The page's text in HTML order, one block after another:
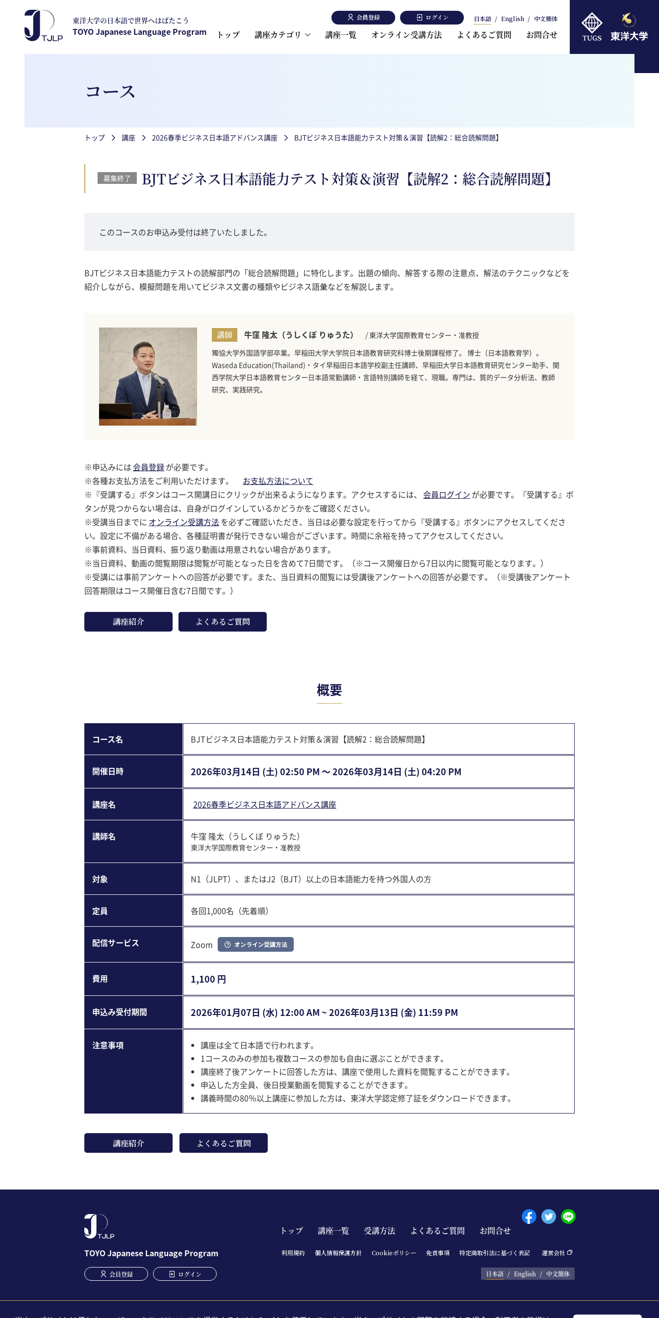
東洋大学の日本語で世界へはばたこう
TOYO Japanese Language Program トップ
講座カテゴリ
講座一覧 オンライン受講方法 よくあるご質問 お問合せ
会員登録 ログイン 日本語 English 中文簡体
コース
パンくず
トップ 講座 2026春季ビジネス日本語アドバンス講座 BJTビジネス日本語能力テスト対策＆演習【読解2：総合読解問題】
募集終了 BJTビジネス日本語能力テスト対策＆演習【読解2：総合読解問題】
このコースのお申込み受付は終了いたしました。
BJTビジネス日本語能力テストの読解部門の「総合読解問題」に特化します。出題の傾向、解答する際の注意点、解法のテクニックなどを
紹介しながら、模擬問題を用いてビジネス文書の種類やビジネス語彙などを解説します。
講師 牛窪 隆太（うしくぼ りゅうた）
/ 東洋大学国際教育センター・准教授
獨協大学外国語学部卒業。早稲田大学大学院日本語教育研究科博士後期課程修了。 博士（日本語教育学）。
Waseda Education(Thailand)・タイ早稲田日本語学校副主任講師、早稲田大学日本語教育研究センター助手、関
西学院大学日本語教育センター日本語常勤講師・言語特別講師を経て、現職。専門は、質的データ分析法、教師
研究、実践研究。
※申込みには会員登録が必要です。
※各種お支払方法をご利用いただけます。
お支払方法について
※『受講する』ボタンはコース開講日にクリックが出来るようになります。アクセスするには、 会員ログイン が必要です。『受講する』ボ
タンが見つからない場合は、自身がログインしているかどうかをご確認ください。
※受講当日までに オンライン受講方法を必ずご確認いただき、当日は必要な設定を行ってから『受講する』ボタンにアクセスしてくださ
い。設定に不備がある場合、各種証明書が発行できない場合がございます。時間に余裕を持ってアクセスしてください。
※事前資料、当日資料、振り返り動画は用意されない場合があります。
※当日資料、動画の閲覧期限は閲覧が可能となった日を含めて7日間です。（※コース開催日から7日以内に閲覧可能となります。）
※受講には事前アンケートへの回答が必要です。また、当日資料の閲覧には受講後アンケートへの回答が必要です。（※受講後アンケート
回答期限はコース開催日含む7日間です。）
講座紹介 よくあるご質問
概要
コース名 BJTビジネス日本語能力テスト対策＆演習【読解2：総合読解問題】
開催⽇時 2026年03⽉14⽇ (土) 02:50 PM 〜 2026年03⽉14⽇ (土) 04:20 PM
講座名 2026春季ビジネス日本語アドバンス講座
講師名 牛窪 隆太（うしくぼ りゅうた）
東洋大学国際教育センター・准教授
対象 N1（JLPT）、またはJ2（BJT）以上の日本語能力を持つ外国人の方
定員 各回1,000名（先着順）
配信サービス Zoom オンライン受講方法
費用 1,100 円
申込み受付期間 2026年01⽉07⽇ (水) 12:00 AM ~ 2026年03⽉13⽇ (金) 11:59 PM
注意事項
講座は全て日本語で行われます。
1コースのみの参加も複数コースの参加も自由に選ぶことができます。
講座終了後アンケートに回答した方は、講座で使用した資料を閲覧することができます。
申込した方全員、後日授業動画を閲覧することができます。
講義時間の80％以上講座に参加した方は、東洋大学認定修了証をダウンロードできます。
講座紹介 よくあるご質問
TOYO Japanese Language Program
User account menu
会員登録 ログイン
Main navigation footer
トップ 講座一覧 受講方法 よくあるご質問 お問合せ
利⽤規約 個⼈情報保護⽅針 Cookieポリシー 免責事項 特定商取引法に基づく表記 運営会社
日本語 English 中文簡体